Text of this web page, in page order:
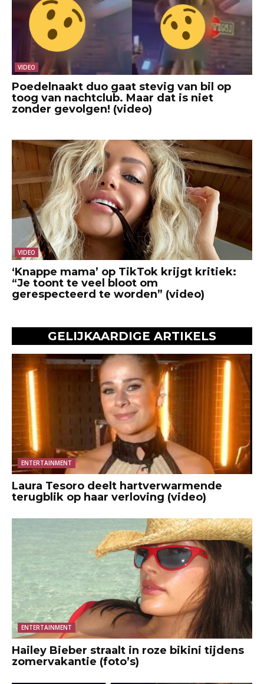
VIDEO
Poedelnaakt duo gaat stevig van bil op
toog van nachtclub. Maar dat is niet
zonder gevolgen! (video)
VIDEO
‘Knappe mama’ op TikTok krijgt kritiek:
“Je toont te veel bloot om
gerespecteerd te worden” (video)
GELIJKAARDIGE ARTIKELS
ENTERTAINMENT
Laura Tesoro deelt hartverwarmende
terugblik op haar verloving (video)
ENTERTAINMENT
Hailey Bieber straalt in roze bikini tijdens
zomervakantie (foto’s)